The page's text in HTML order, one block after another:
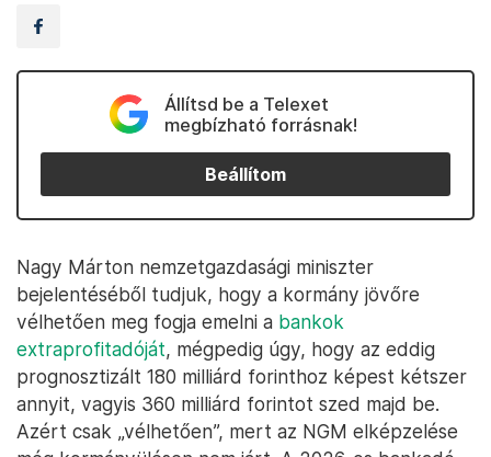
Állítsd be a Telexet
megbízható forrásnak!
Beállítom
Nagy Márton nemzetgazdasági miniszter
bejelentéséből tudjuk, hogy a kormány jövőre
vélhetően meg fogja emelni a bankok
extraprofitadóját, mégpedig úgy, hogy az eddig
prognosztizált 180 milliárd forinthoz képest kétszer
annyit, vagyis 360 milliárd forintot szed majd be.
Azért csak „vélhetően”, mert az NGM elképzelése